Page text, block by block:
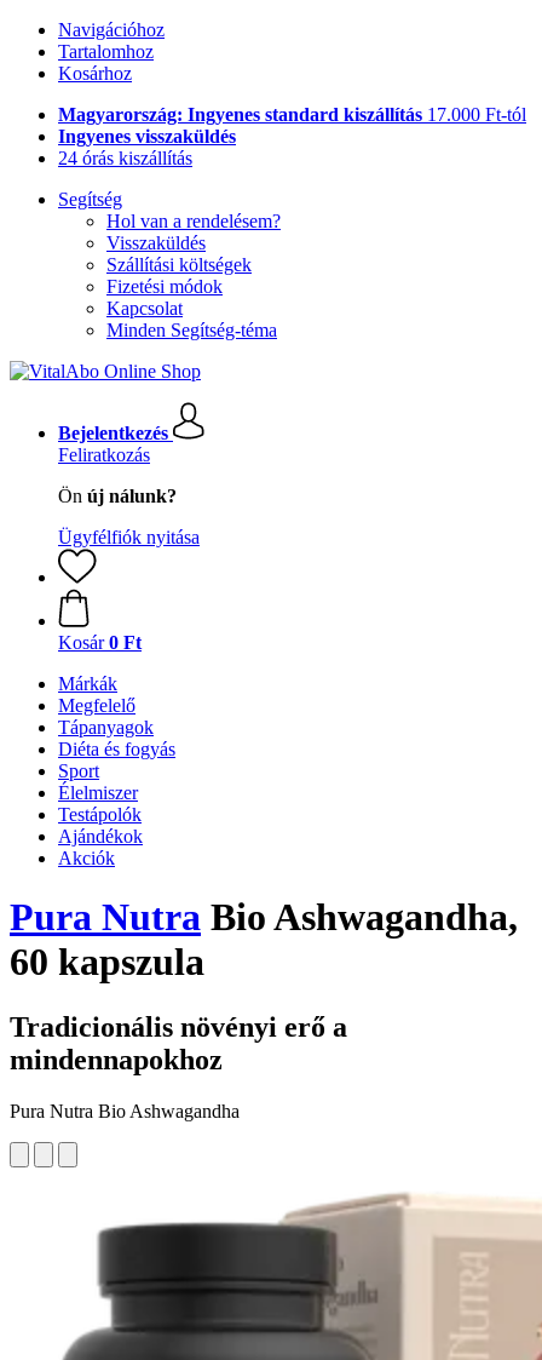
Navigációhoz
Tartalomhoz
Kosárhoz
Magyarország: Ingyenes standard kiszállítás 17.000 Ft-tól
Ingyenes visszaküldés
24 órás kiszállítás
Segítség
Hol van a rendelésem?
Visszaküldés
Szállítási költségek
Fizetési módok
Kapcsolat
Minden Segítség-téma
Bejelentkezés
Feliratkozás
Ön új nálunk?
Ügyfélfiók nyitása
Kosár 0 Ft
Márkák
Megfelelő
Tápanyagok
Diéta és fogyás
Sport
Élelmiszer
Testápolók
Ajándékok
Akciók
Pura Nutra Bio Ashwagandha,
60 kapszula
Tradicionális növényi erő a
mindennapokhoz
Pura Nutra Bio Ashwagandha